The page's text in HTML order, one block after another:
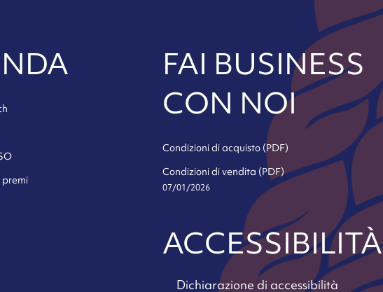
premi
FAI BUSINESS
CON NOI
Condizioni di acquisto (PDF)
Condizioni di vendita (PDF)
07/01/2026
ACCESSIBILITÀ
Dichiarazione di accessibilità